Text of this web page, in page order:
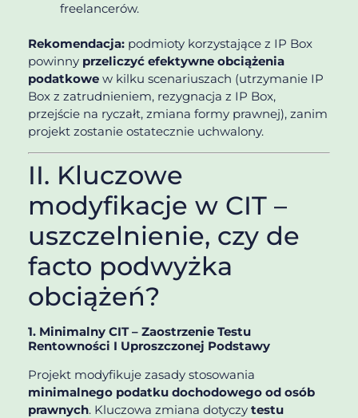
freelancerów.
Rekomendacja: podmioty korzystające z IP Box
powinny przeliczyć efektywne obciążenia
podatkowe w kilku scenariuszach (utrzymanie IP
Box z zatrudnieniem, rezygnacja z IP Box,
przejście na ryczałt, zmiana formy prawnej), zanim
projekt zostanie ostatecznie uchwalony.
II. Kluczowe
modyfikacje w CIT –
uszczelnienie, czy de
facto podwyżka
obciążeń?
1. Minimalny CIT – Zaostrzenie Testu
Rentowności I Uproszczonej Podstawy
Projekt modyfikuje zasady stosowania
minimalnego podatku dochodowego od osób
prawnych. Kluczowa zmiana dotyczy testu